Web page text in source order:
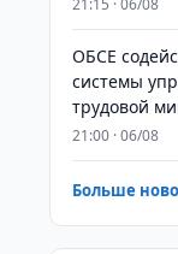
21:15 · 06/08
ОБСЕ
системы
трудовой
21:00 · 06/08
Больше